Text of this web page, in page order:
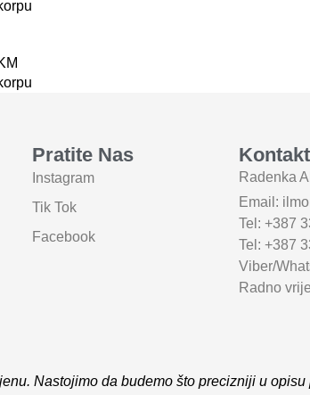
Pratite Nas
Instagram
Tik Tok
Facebook
Kontakt
Radenka
Email:
Tel: +387
Tel: +387
Viber/
Radno
Nastojimo da budemo što precizniji u